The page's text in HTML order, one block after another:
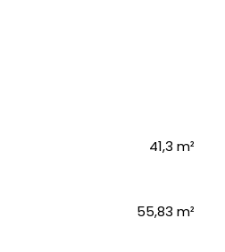
41,3 m²
55,83 m²